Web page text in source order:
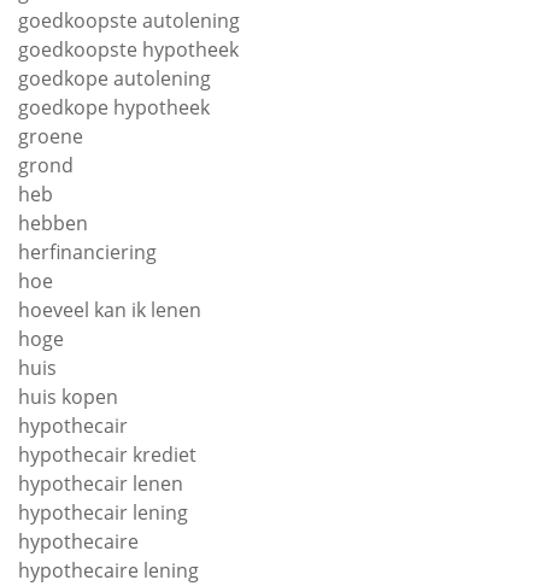
goedkoopste autolening
goedkoopste hypotheek
goedkope autolening
goedkope hypotheek
groene
grond
heb
hebben
herfinanciering
hoe
hoeveel kan ik lenen
hoge
huis
huis kopen
hypothecair
hypothecair krediet
hypothecair lenen
hypothecair lening
hypothecaire
hypothecaire lening